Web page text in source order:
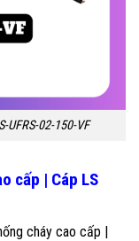
UFRS-02-150-VF
cấp | Cáp LS
cháy cao cấp |